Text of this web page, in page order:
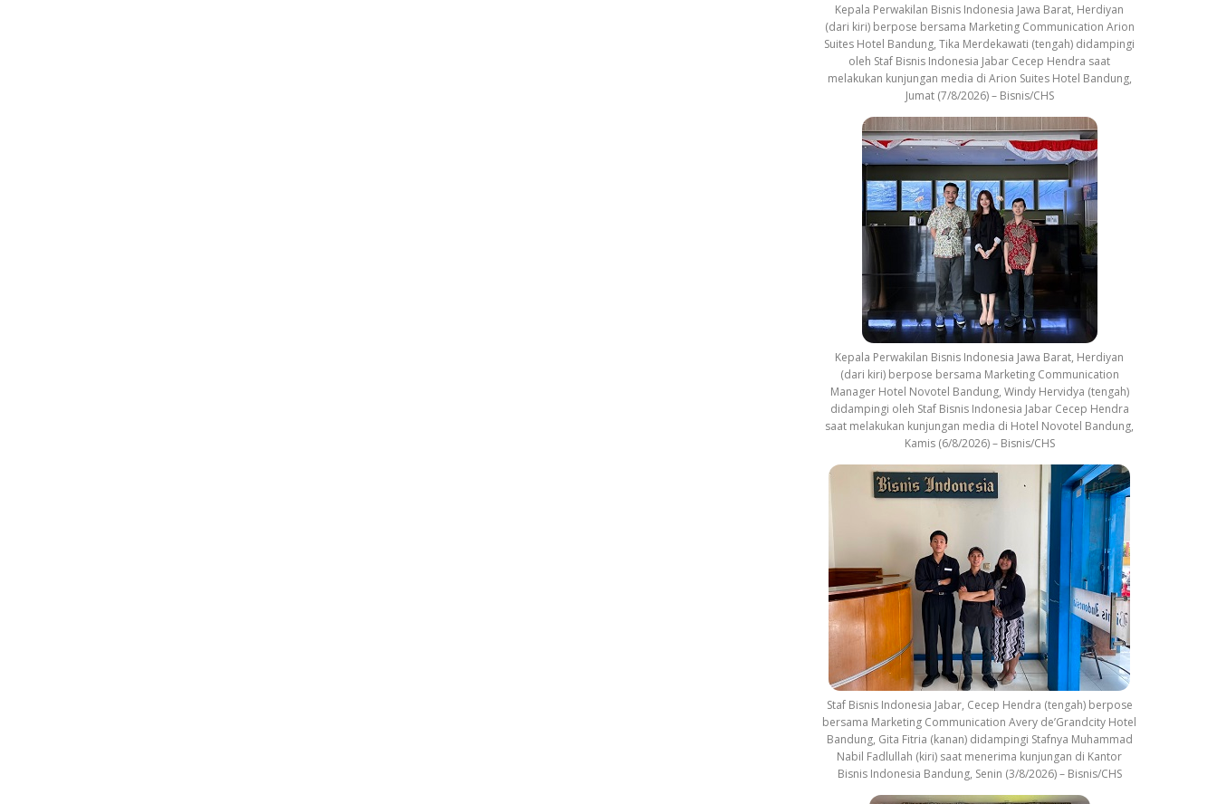
Kepala Perwakilan Bisnis Indonesia Jawa Barat, Herdiyan
(dari kiri) berpose bersama Marketing Communication Arion
Suites Hotel Bandung, Tika Merdekawati (tengah) didampingi
oleh Staf Bisnis Indonesia Jabar Cecep Hendra saat
melakukan kunjungan media di Arion Suites Hotel Bandung,
Jumat (7/8/2026) – Bisnis/CHS
Kepala Perwakilan Bisnis Indonesia Jawa Barat, Herdiyan
(dari kiri) berpose bersama Marketing Communication
Manager Hotel Novotel Bandung, Windy Hervidya (tengah)
didampingi oleh Staf Bisnis Indonesia Jabar Cecep Hendra
saat melakukan kunjungan media di Hotel Novotel Bandung,
Kamis (6/8/2026) – Bisnis/CHS
Staf Bisnis Indonesia Jabar, Cecep Hendra (tengah) berpose
bersama Marketing Communication Avery de’Grandcity Hotel
Bandung, Gita Fitria (kanan) didampingi Stafnya Muhammad
Nabil Fadlullah (kiri) saat menerima kunjungan di Kantor
Bisnis Indonesia Bandung, Senin (3/8/2026) – Bisnis/CHS